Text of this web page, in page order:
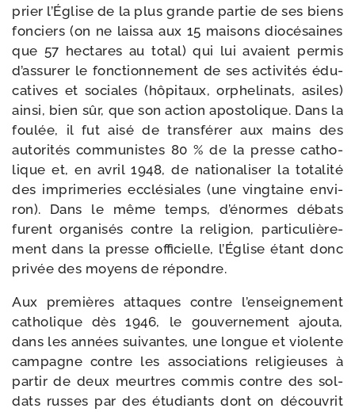
prier l’Église de la plus grande par­tie de ses biens
fon­ciers (on ne lais­sa aux 15 mai­sons dio­cé­saines
que 57 hec­tares au total) qui lui avaient per­mis
d’as­su­rer le fonc­tion­ne­ment de ses acti­vi­tés édu­
ca­tives et sociales (hôpi­taux, orphe­li­nats, asiles)
ain­si, bien sûr, que son action apos­to­lique. Dans la
fou­lée, il fut aisé de trans­fé­rer aux mains des
auto­ri­tés com­mu­nistes 80 % de la presse catho­
lique et, en avril 1948, de natio­na­li­ser la tota­li­té
des impri­me­ries ecclé­siales (une ving­taine envi­
ron). Dans le même temps, d’é­normes débats
furent orga­ni­sés contre la reli­gion, par­ti­cu­liè­re­
ment dans la presse offi­cielle, l’Église étant donc
pri­vée des moyens de répondre.
Aux pre­mières attaques contre l’en­sei­gne­ment
catho­lique dès 1946, le gou­ver­ne­ment ajou­ta,
dans les années sui­vantes, une longue et vio­lente
cam­pagne contre les asso­cia­tions reli­gieuses à
par­tir de deux meurtres com­mis contre des sol­
dats russes par des étu­diants dont on décou­vrit